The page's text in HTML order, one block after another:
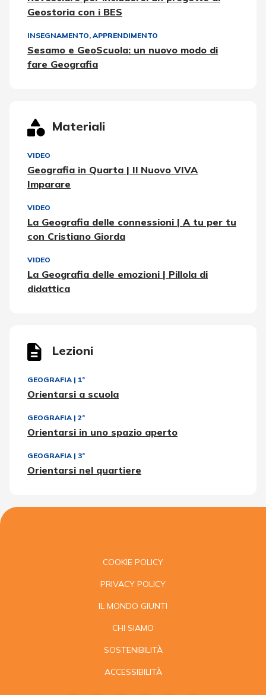
Geostoria con i BES
INSEGNAMENTO, APPRENDIMENTO
Sesamo e GeoScuola: un nuovo modo di
fare Geografia
Materiali
VIDEO
Geografia in Quarta | Il Nuovo VIVA
Imparare
VIDEO
La Geografia delle connessioni | A tu per tu
con Cristiano Giorda
VIDEO
La Geografia delle emozioni | Pillola di
didattica
Lezioni
GEOGRAFIA | 1ª
Orientarsi a scuola
GEOGRAFIA | 2ª
Orientarsi in uno spazio aperto
GEOGRAFIA | 3ª
Orientarsi nel quartiere
COOKIE POLICY
PRIVACY POLICY
IL MONDO GIUNTI
CHI SIAMO
SOSTENIBILITÀ
ACCESSIBILITÀ